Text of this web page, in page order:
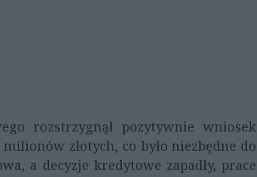
rozstrzygnął pozytywnie wniosek
złotych, co było niezbędne do
a decyzje kredytowe zapadły, prace